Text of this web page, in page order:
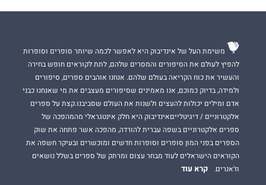
משימת העל של אינדיבוק היא לאפשר לכמה שיותר סופרים וסופרות
להפיץ לעולם את הסיפורים והמסרים שלהם, לתת לקוראים חופש בחירה
והעשיר את כוח הקריאה בעולם שלהם. אנחנו אוהבים ספרים, סיפורים
ולמידה, בדיוק כמוכם, אנו מאמינים שסיפורים מעצבים את מי שאנחנו כבני
אדם ומילים יכולות להעצים ולשנות את העולם שסביבנו.קצת על ספרים
אלקטרוניים / דיגיטלייםאינדיבוק היא חלק אינטגראלי מהמהפכה של
ספרים אלקטרוניים בשפה עברית להורדה, מהפכה אשר פתחה את שוק
הספרים בפני המון סופרים וסופרות חדשים ומוכשרים ובעיקר חשפה את
הקוראים הישראלים לעוד מבחר עצום ומרתק של ספרים בשלל נושאים
וז'אנרים.
קרא עוד